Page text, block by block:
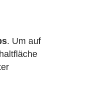
. Um auf